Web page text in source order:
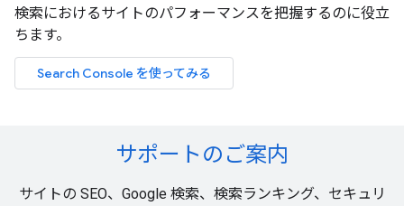
検索におけるサイトのパフォーマンスを把握するのに役立
ちます。
Search Console を使ってみる
サポートのご案内
サイトの SEO、Google 検索、検索ランキング、セキュリ